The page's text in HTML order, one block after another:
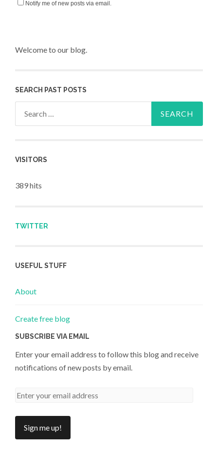
Notify me of new posts via email.
Welcome to our blog.
SEARCH PAST POSTS
VISITORS
389 hits
TWITTER
USEFUL STUFF
About
Create free blog
SUBSCRIBE VIA EMAIL
Enter your email address to follow this blog and receive
notifications of new posts by email.